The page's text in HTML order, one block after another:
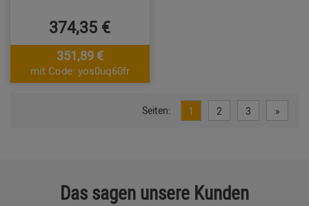
374,35 €
351,89 €
mit Code: yos0uq60fr
Seiten: 1 2 3 »
Das sagen unsere Kunden